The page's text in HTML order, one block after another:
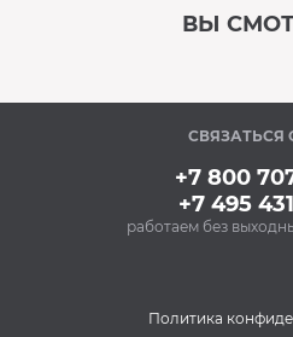
ВЫ
СВЯЗАТЬСЯ
+7 800
+7 495
работаем без
Политика